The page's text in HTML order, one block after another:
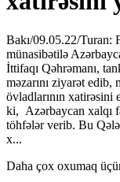
Bakı/09.05.22/Turan:
münasibətilə
İttifaqı Qəhrəmanı,
məzarını ziyarət
övladlarının xatirəsini
ki, Azərbaycan xalqı
töhfələr verib. Bu
x...
Daha çox oxumaq